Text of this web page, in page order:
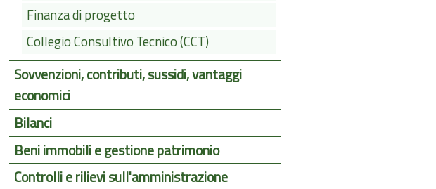
Finanza di progetto
Collegio Consultivo Tecnico (CCT)
Sovvenzioni, contributi, sussidi, vantaggi
economici
Bilanci
Beni immobili e gestione patrimonio
Controlli e rilievi sull'amministrazione